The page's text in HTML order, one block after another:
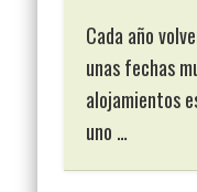
Cada año
unas fechas
alojamientos
uno …